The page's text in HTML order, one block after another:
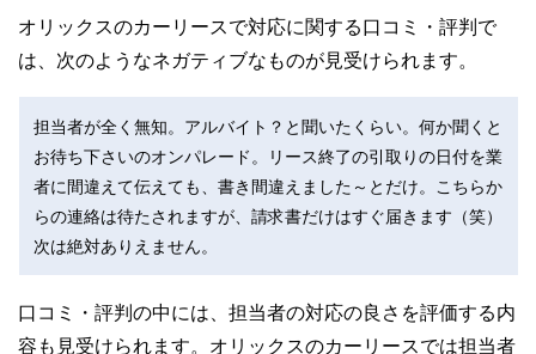
オリックスのカーリースで対応に関する口コミ・評判で
は、次のようなネガティブなものが見受けられます。
担当者が全く無知。アルバイト？と聞いたくらい。何か聞くと
お待ち下さいのオンパレード。リース終了の引取りの日付を業
者に間違えて伝えても、書き間違えました～とだけ。こちらか
らの連絡は待たされますが、請求書だけはすぐ届きます（笑）
次は絶対ありえません。
口コミ・評判の中には、担当者の対応の良さを評価する内
容も見受けられます。オリックスのカーリースでは担当者